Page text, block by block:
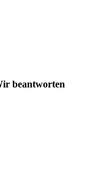
beantworten